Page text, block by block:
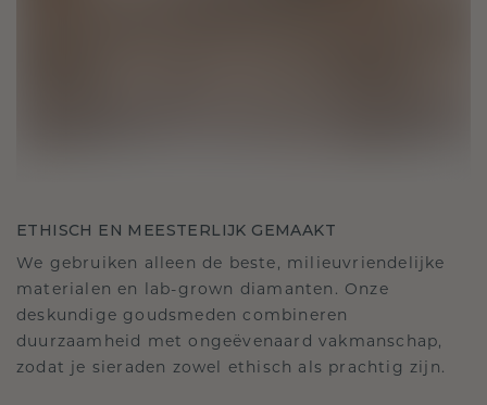
ETHISCH EN MEESTERLIJK GEMAAKT
We gebruiken alleen de beste, milieuvriendelijke
materialen en lab-grown diamanten. Onze
deskundige goudsmeden combineren
duurzaamheid met ongeëvenaard vakmanschap,
zodat je sieraden zowel ethisch als prachtig zijn.